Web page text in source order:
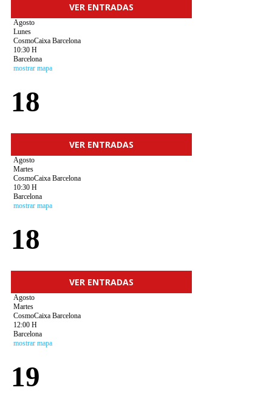
VER ENTRADAS
Agosto
Lunes
CosmoCaixa Barcelona
10:30 H
Barcelona
mostrar mapa
18
VER ENTRADAS
Agosto
Martes
CosmoCaixa Barcelona
10:30 H
Barcelona
mostrar mapa
18
VER ENTRADAS
Agosto
Martes
CosmoCaixa Barcelona
12:00 H
Barcelona
mostrar mapa
19